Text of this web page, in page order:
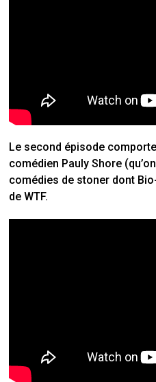
Le second épisode
comédien Pauly Shore
comédies de stoner dont
de WTF.